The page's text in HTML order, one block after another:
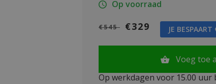
Op voorraad
€545 €329 JE
Voeg toe
Op werkdagen voor 15.00 uur